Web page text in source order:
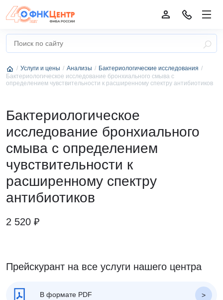
Услуги и цены Анализы
Бактериологические исследования
Бактериологическое исследование бронхиального смыва с
определением чувствительности к расширенному спектру антибиотиков
Бактериологическое
исследование бронхиального
смыва с определением
чувствительности к
расширенному спектру
антибиотиков
2 520 ₽
Прейскурант на все услуги нашего центра
В формате PDF